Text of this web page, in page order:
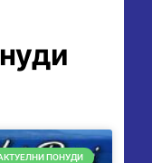
ПОНУДИ